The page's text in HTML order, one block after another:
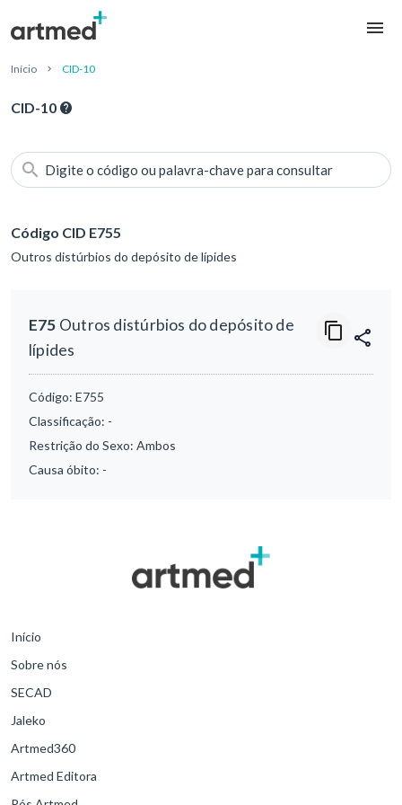
Início CID-10
CID-10
Digite o código ou palavra-chave para consultar
Código CID E755
Outros distúrbios do depósito de lípides
E75 Outros distúrbios do depósito de
lípides
Código: E755
Classificação: -
Restrição do Sexo: Ambos
Causa óbito: -
Início
Sobre nós
SECAD
Jaleko
Artmed360
Artmed Editora